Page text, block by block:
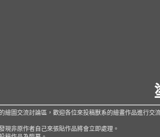
圖交流討論區，歡迎各位來投稿獸系的繪畫作品進行交流
現非原作者自己來張貼作品將會立即處理。